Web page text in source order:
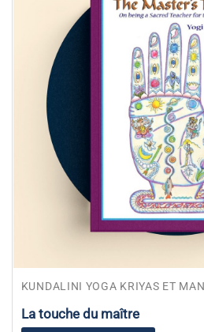
La touche du maître